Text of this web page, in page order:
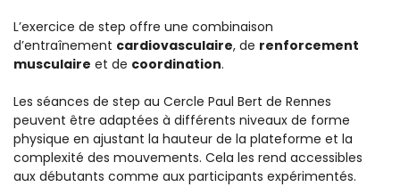
L’exercice de step offre une combinaison
d’entraînement cardiovasculaire, de renforcement
musculaire et de coordination.
Les séances de step au Cercle Paul Bert de Rennes
peuvent être adaptées à différents niveaux de forme
physique en ajustant la hauteur de la plateforme et la
complexité des mouvements. Cela les rend accessibles
aux débutants comme aux participants expérimentés.